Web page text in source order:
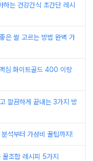
는 건강간식 초간단 레시
은 쌀 고르는 방법 완벽 가
심 화이트골드 400 이랑
깔끔하게 끝내는 3가지 방
석부터 가성비 꿀팁까지!
조합 레시피 5가지